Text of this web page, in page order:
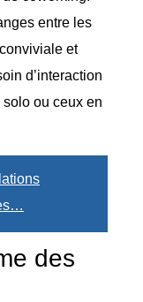
entre les
et
d’interaction
ou ceux en
des